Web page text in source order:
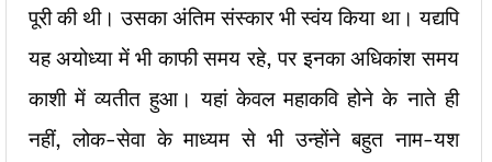
पूरी की थी। उसका अंतिम संस्कार भी स्वंय किया था। यद्यपि
यह अयोध्या में भी काफी समय रहे, पर इनका अधिकांश समय
काशी में व्यतीत हुआ। यहां केवल महाकवि होने के नाते ही
नहीं, लोक-सेवा के माध्यम से भी उन्होंने बहुत नाम-यश